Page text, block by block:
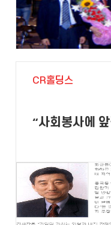
CR홀딩스
“사회봉사에